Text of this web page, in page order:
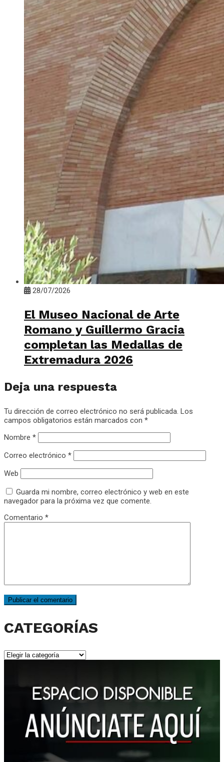
28/07/2026
El Museo Nacional de Arte
Romano y Guillermo Gracia
completan las Medallas de
Extremadura 2026
Deja una respuesta
Tu dirección de correo electrónico no será publicada. Los
campos obligatorios están marcados con *
Nombre *
Correo electrónico *
Web
Guarda mi nombre, correo electrónico y web en este
navegador para la próxima vez que comente.
Comentario *
CATEGORÍAS
CATEGORÍAS